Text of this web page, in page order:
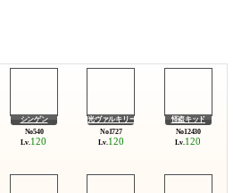
シンゲン 光ヴァルキリー 怪盗キッド
Lv. 120 Lv. 120 Lv. 120